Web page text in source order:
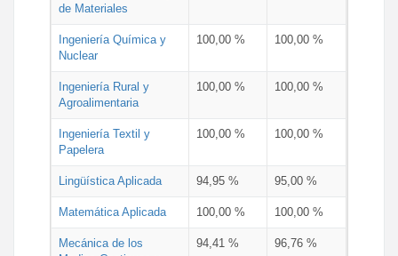
de Materiales
Ingeniería Química y
Nuclear
100,00 % 100,00 %
Ingeniería Rural y
Agroalimentaria
100,00 % 100,00 %
Ingeniería Textil y
Papelera
100,00 % 100,00 %
Lingüística Aplicada 94,95 % 95,00 %
Matemática Aplicada 100,00 % 100,00 %
Mecánica de los
94,41 % 96,76 %